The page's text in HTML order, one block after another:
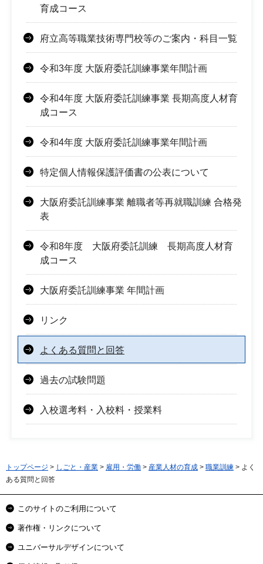
育成コース
府立高等職業技術専門校等のご案内・科目一覧
令和3年度 大阪府委託訓練事業年間計画
令和4年度 大阪府委託訓練事業 長期高度人材育
成コース
令和4年度 大阪府委託訓練事業年間計画
特定個人情報保護評価書の公表について
大阪府委託訓練事業 離職者等再就職訓練 合格発
表
令和8年度 大阪府委託訓練 長期高度人材育
成コース
大阪府委託訓練事業 年間計画
リンク
よくある質問と回答
過去の試験問題
入校選考料・入校料・授業料
トップページ > しごと・産業 > 雇用・労働 > 産業人材の育成 > 職業訓練 > よく
ある質問と回答
このサイトのご利用について
著作権・リンクについて
ユニバーサルデザインについて